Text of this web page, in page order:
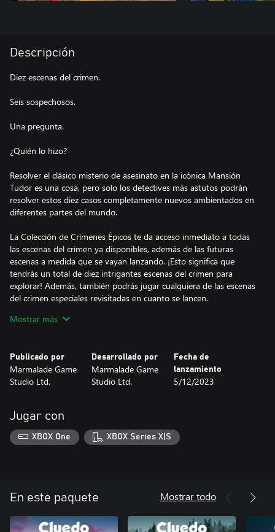
Descripción
Diez escenas del crimen.
Seis sospechosos.
Una pregunta.
¿Quién lo hizo?
Resolver el clásico misterio de asesinato en la icónica Mansión
Tudor es una cosa, pero solo los detectives más astutos podrán
resolver estos diez casos completamente nuevos ambientados en
diferentes partes del mundo.
La Colección de Crímenes Épicos te da acceso inmediato a todas
las escenas del crimen ya disponibles, además de las futuras
escenas a medida que se vayan lanzando. ¡Esto significa que
tendrás un total de diez intrigantes escenas del crimen para
explorar! Además, también podrás jugar cualquiera de las escenas
del crimen especiales revisitadas en cuanto se lancen.
El Resort Black Adder:
pasar desapercibidos en su isla tropical. Sin embargo, las cosas se
complican cuando se ven envueltos una vez más en otro misterio
de asesinato.
dorso de carta diferente, una hoja de pistas temática, un juego de
dados de serpiente y 12 nuevas fichas.
Gray y la analista Hyacinth se unen a la lista de sospechosos,
pero ¿serán ellos los verdaderos culpables? ¿O el verdadero
asesino los ha involucrado para entorpecer el caso?
Mostrar más
Publicado por
Marmalade Game
Studio Ltd.
Desarrollado por
Marmalade Game
Studio Ltd.
Fecha de
lanzamiento
5/12/2023
Jugar con
XBOX One XBOX Series X|S
En este paquete Mostrar todo